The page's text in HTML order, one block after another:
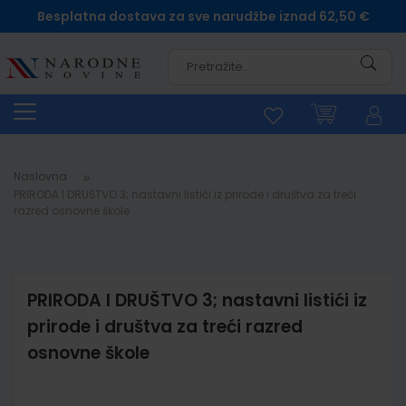
Besplatna dostava za sve narudžbe iznad 62,50 €
Naslovna
PRIRODA I DRUŠTVO 3; nastavni listići iz
prirode i društva za treći razred
osnovne škole